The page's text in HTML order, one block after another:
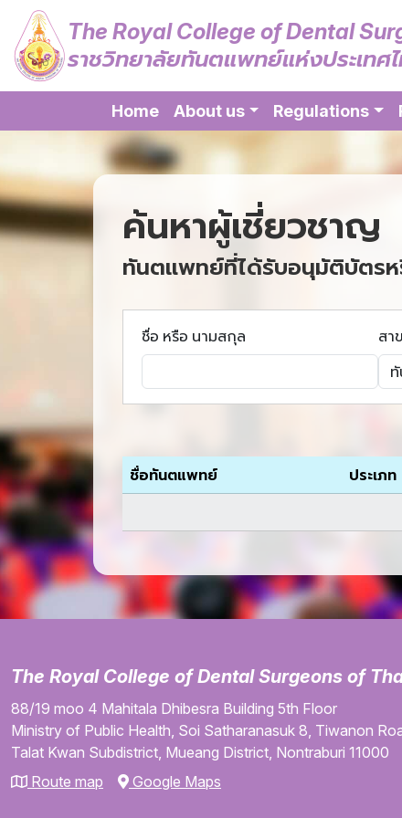
The Royal College of Dental
ราชวิทยาลัยทันตแพทย์แห่งประเทศ
Home About us Regulations
ค้นหาผู้เชี่ยวชาญ
ทันตแพทย์ที่ได้รับอนุมัติบัตร
ชื่อ หรือ นามสกุล สา
ชื่อทันตแพทย์ ประเภท
The Royal College of Dental Surgeons of
88/19 moo 4 Mahitala Dhibesra Building 5th Floor
Ministry of Public Health, Soi Satharanasuk 8, Tiwanon
Talat Kwan Subdistrict, Mueang District, Nontraburi 11000
Route map
Google Maps